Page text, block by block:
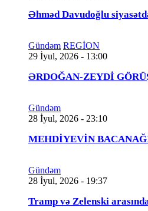
Əhməd Davudoğlu
Gündəm REGİON
29 İyul, 2026 - 13:00
ƏRDOĞAN-ZEYDİ
Gündəm
28 İyul, 2026 - 23:10
MEHDİYEVİN
Gündəm
28 İyul, 2026 - 19:37
Tramp və Zelenski